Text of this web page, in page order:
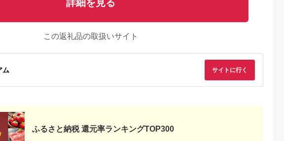
さとチョイ
ス
島市
ス
埼玉県 川越市
愛知県 阿久比町
詳細を見る
この返礼品の取扱いサイト
ム サイトに行く
ふるさと納税 還元率ランキングTOP300